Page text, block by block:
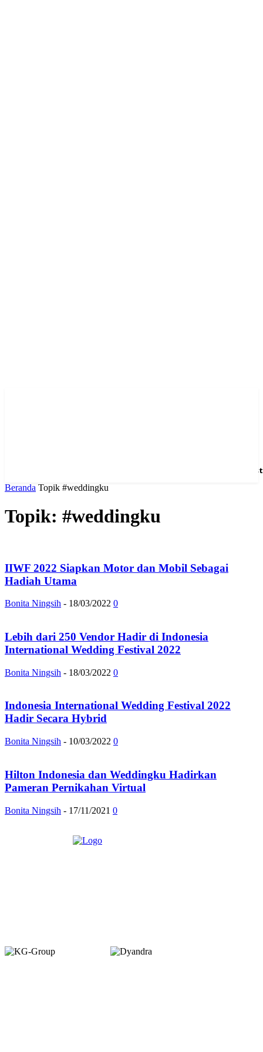
Beranda Topik #weddingku
Topik: #weddingku
IIWF 2022 Siapkan Motor dan Mobil Sebagai
Hadiah Utama
Bonita Ningsih - 18/03/2022 0
Lebih dari 250 Vendor Hadir di Indonesia
International Wedding Festival 2022
Bonita Ningsih - 18/03/2022 0
Indonesia International Wedding Festival 2022
Hadir Secara Hybrid
Bonita Ningsih - 10/03/2022 0
Hilton Indonesia dan Weddingku Hadirkan
Pameran Pernikahan Virtual
Bonita Ningsih - 17/11/2021 0